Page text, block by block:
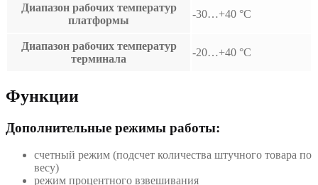
Диапазон рабочих температур
платформы
-30…+40 °С
Диапазон рабочих температур
терминала
-20…+40 °С
Функции
Дополнительные режимы работы:
счетный режим (подсчет количества штучного товара по
весу)
режим процентного взвешивания